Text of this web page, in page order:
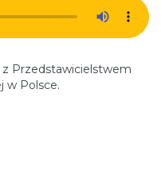
Przedstawicielstwem
w Polsce.